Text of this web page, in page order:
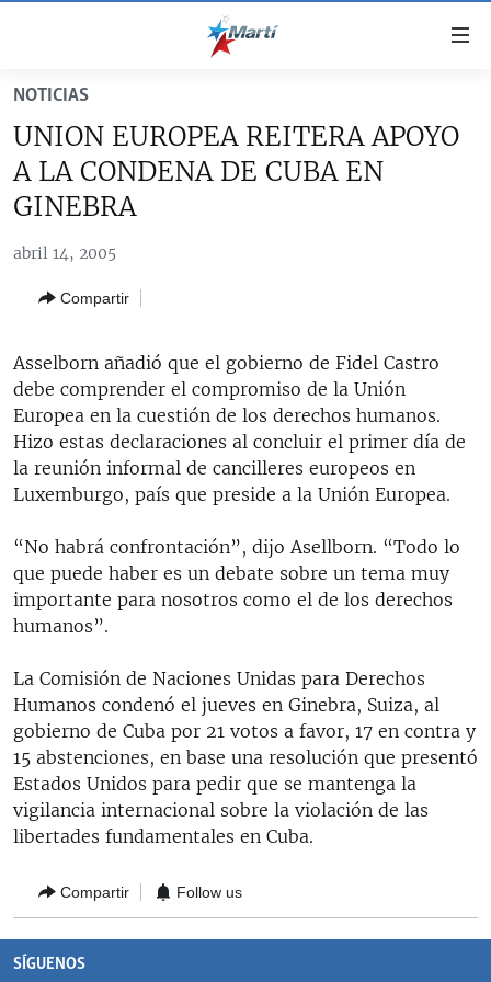
accesibilidad
contenido
principal
navegación
la
búsqueda
CUBA
INFORME DEL DEPARTAMENTO DE ESTADO DE EEUU
ESTADOS UNIDOS
DEPORTES
ARTE Y ENTRETENIMIENTO
OPINIÓN GRÁFICA
AUDIOVISUALES MARTÍ
RADIO MARTÍ
ESPECIALES
ESPECIALES
LA REALIDAD DE LA VIVIENDA EN CUBA
SER VIEJO EN CUBA
KENTU-CUBANO
LOS SANTOS DE HIALEAH
DESINFORMACIÓN RUSA EN AMÉRICA LATINA
LA INVASIÓN DE RUSIA A UCRANIA
MULTIMEDIA
EDITORIALES
SÍGUENOS
NOTICIAS
UNION EUROPEA REITERA APOYO
A LA CONDENA DE CUBA EN
GINEBRA
abril 14, 2005
Compartir
Asselborn añadió que el gobierno de Fidel Castro
debe comprender el compromiso de la Unión
Europea en la cuestión de los derechos humanos.
Hizo estas declaraciones al concluir el primer día de
la reunión informal de cancilleres europeos en
Luxemburgo, país que preside a la Unión Europea.
“No habrá confrontación”, dijo Asellborn. “Todo lo
que puede haber es un debate sobre un tema muy
importante para nosotros como el de los derechos
humanos”.
La Comisión de Naciones Unidas para Derechos
Humanos condenó el jueves en Ginebra, Suiza, al
gobierno de Cuba por 21 votos a favor, 17 en contra y
15 abstenciones, en base una resolución que presentó
Estados Unidos para pedir que se mantenga la
vigilancia internacional sobre la violación de las
libertades fundamentales en Cuba.
Compartir Follow us
SÍGUENOS